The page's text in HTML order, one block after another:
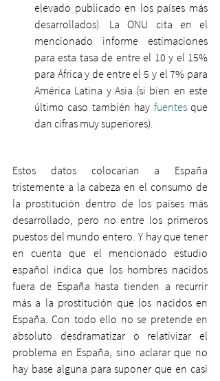
elevado publicado en los países más
desarrollados). La ONU cita en el
mencionado informe estimaciones
para esta tasa de entre el 10 y el 15%
para África y de entre el 5 y el 7% para
América Latina y Asia (si bien en este
último caso también hay fuentes que
dan cifras muy superiores).
Estos datos colocarían a España
tristemente a la cabeza en el consumo de
la prostitución dentro de los países más
desarrollado, pero no entre los primeros
puestos del mundo entero. Y hay que tener
en cuenta que el mencionado estudio
español indica que los hombres nacidos
fuera de España hasta tienden a recurrir
más a la prostitución que los nacidos en
España. Con todo ello no se pretende en
absoluto desdramatizar o relativizar el
problema en España, sino aclarar que no
hay base alguna para suponer que en casi